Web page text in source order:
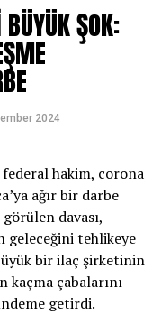
ŞOK:
2024
hakim, corona
ağır bir darbe
davası,
geleceğini tehlikeye
bir ilaç şirketinin
çabalarını
getirdi.